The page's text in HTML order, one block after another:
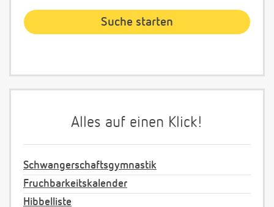
Alles auf einen Klick!
Schwangerschaftsgymnastik
Fruchbarkeitskalender
Hibbelliste